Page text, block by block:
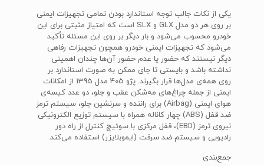
یکی از نکات جالب توجه استاندارد بودن تمامی تجهیزات ایمنی
بر روی هر دو مدل GLX و SLX است که امتیاز مثبتی برای این
خودرو محسوب می‌شود و بار دیگر بر روی این مسئله تأکید
می‌شود که تجهیزات ایمنی خودرو همچون تجهیزات رفاهی
دیگر نیستند که حضور یا عدم حضور آن‌ها چندان اهمیتی
نداشته باشد و بایستی تا جای ممکن به صورت استاندارد بر
روی همه‌ی مدل‌ها قرار بگیرند. پژو 405 مدل 1395 از امکانات
ایمنی از جمله چراغ‌های مه‌شکن عقب و جلو، دو عدد کیسه‌ی
هوای ایمنی (Airbag) برای راننده و سرنشین جلو، سیستم ترمز
ضد قفل (ABS) چهار کاناله همراه با سیستم توزیع الکترونیکی
نیروی ترمز (EBD)، قفل مرکزی با سوئیچ کنترل از راه دور
رادیویی و سیستم ضد سرقت (ایموبلایزر) استفاده می‌کند.
جمع‌بندی